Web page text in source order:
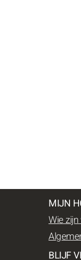
MIJN
Wie zijn
BLIJF